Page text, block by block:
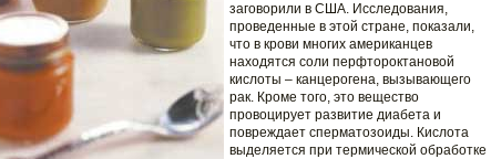
заговорили в США. Исследования,
проведенные в этой стране, показали,
что в крови многих американцев
находятся соли перфтороктановой
кислоты – канцерогена, вызывающего
рак. Кроме того, это вещество
провоцирует развитие диабета и
повреждает сперматозоиды. Кислота
выделяется при термической обработке